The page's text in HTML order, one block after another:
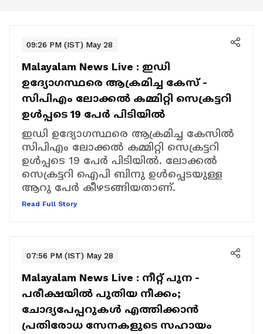
09:26 PM (IST) May 28
Malayalam News Live : ഇഡി
ഉദ്യോഗസ്ഥരെ ആക്രമിച്ച കേസ് -
സിപിഎം ലോക്കൽ കമ്മിറ്റി സെക്രട്ടറി
ഉള്‍പ്പടെ 19 പേര്‍ പിടിയിൽ
ഇഡി ഉദ്യോഗസ്ഥരെ ആക്രമിച്ച കേസിൽ
സിപിഎം ലോക്കൽ കമ്മിറ്റി സെക്രട്ടറി
ഉള്‍പ്പടെ 19 പേര്‍ പിടിയിൽ. ലോക്കൽ
സെക്രട്ടറി ഐപി ബിനു ഉള്‍പ്പെടയുള്ള
ആറു പേര്‍ കീഴടങ്ങിയതാണ്.
Read Full Story
07:56 PM (IST) May 28
Malayalam News Live : നീറ്റ് പുന -
പരീക്ഷയിൽ പുതിയ നീക്കം;
ചോദ്യപേപ്പറുകൾ എത്തിക്കാൻ
പ്രതിരോധ സേനകളുടെ സഹായം